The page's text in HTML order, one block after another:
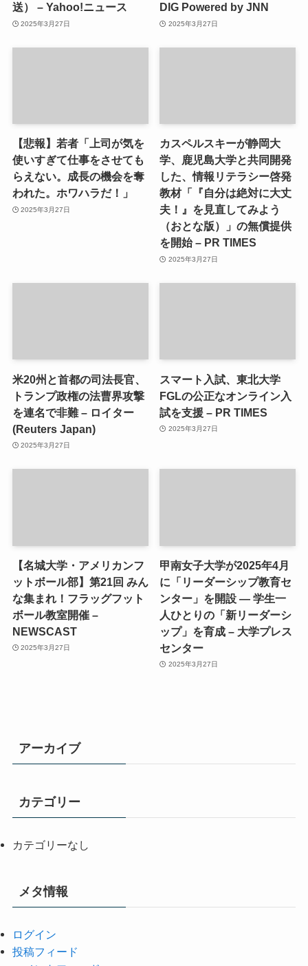
送） – Yahoo!ニュース
2025年3月27日
DIG Powered by JNN
2025年3月27日
【悲報】若者「上司が気を
使いすぎて仕事をさせても
らえない。成長の機会を奪
われた。ホワハラだ！」
2025年3月27日
カスペルスキーが静岡大
学、鹿児島大学と共同開発
した、情報リテラシー啓発
教材「『自分は絶対に大丈
夫！』を見直してみよう
（おとな版）」の無償提供
を開始 – PR TIMES
2025年3月27日
米20州と首都の司法長官、
トランプ政権の法曹界攻撃
を連名で非難 – ロイター
(Reuters Japan)
2025年3月27日
スマート入試、東北大学
FGLの公正なオンライン入
試を支援 – PR TIMES
2025年3月27日
【名城大学・アメリカンフ
ットボール部】第21回 みん
な集まれ！フラッグフット
ボール教室開催 –
NEWSCAST
2025年3月27日
甲南女子大学が2025年4月
に「リーダーシップ教育セ
ンター」を開設 ― 学生一
人ひとりの「新リーダーシ
ップ」を育成 – 大学プレス
センター
2025年3月27日
アーカイブ
カテゴリー
カテゴリーなし
メタ情報
ログイン
投稿フィード